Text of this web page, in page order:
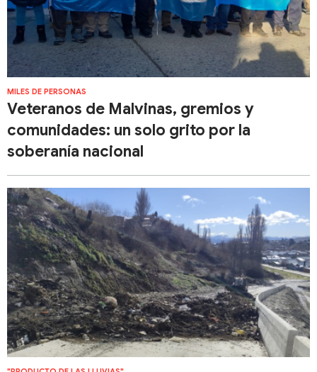
MILES DE PERSONAS
Veteranos de Malvinas, gremios y
comunidades: un solo grito por la
soberanía nacional